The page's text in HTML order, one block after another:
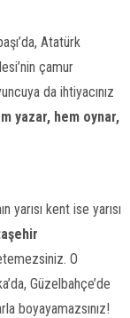
Atatürk
çamur
da ihtiyacınız
yazar, hem oynar,
yarısı kent ise yarısı
O
Güzelbahçe’de
boyayamazsınız!